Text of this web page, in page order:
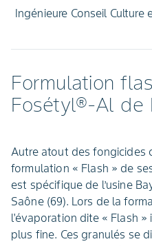
Ingénieure Conseil
Formulation
Fosétyl®-Al de
Autre atout des fongicides
formulation « Flash » de
est spécifique de l’usine
Saône (69). Lors de la
l'évaporation dite « Flash
plus fine. Ces granulés se